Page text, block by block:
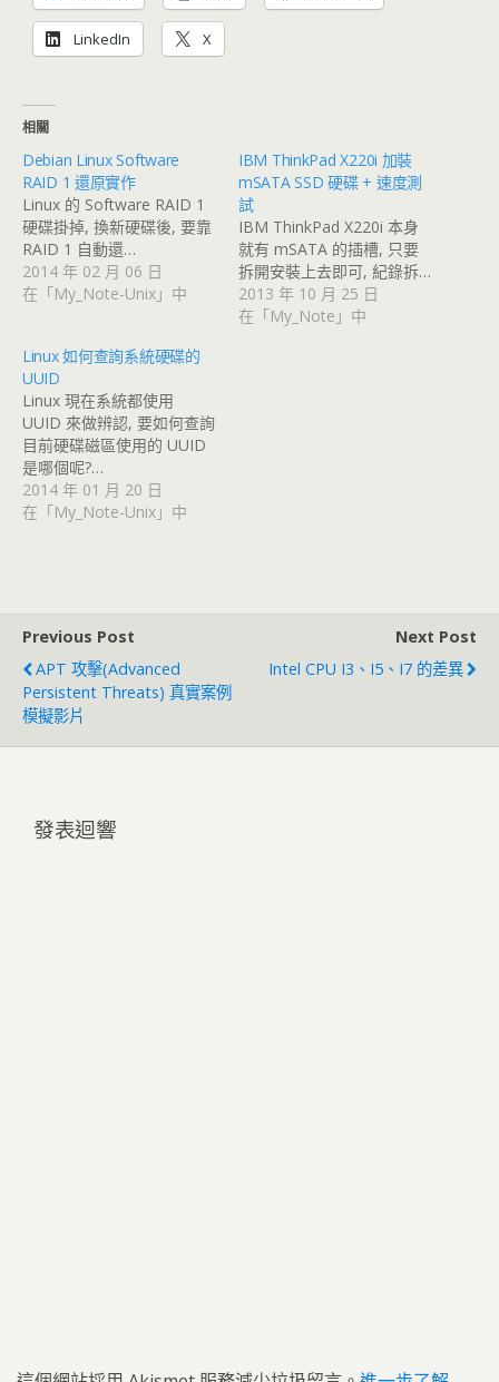
LinkedIn X
相關
Debian Linux Software
RAID 1 還原實作
Linux 的 Software RAID 1
硬碟掛掉, 換新硬碟後, 要靠
RAID 1 自動還…
2014 年 02 月 06 日
在「My_Note-Unix」中
IBM ThinkPad X220i 加裝
mSATA SSD 硬碟 + 速度測
試
IBM ThinkPad X220i 本身
就有 mSATA 的插槽, 只要
拆開安裝上去即可, 紀錄拆…
2013 年 10 月 25 日
在「My_Note」中
Linux 如何查詢系統硬碟的
UUID
Linux 現在系統都使用
UUID 來做辨認, 要如何查詢
目前硬碟磁區使用的 UUID
是哪個呢?…
2014 年 01 月 20 日
在「My_Note-Unix」中
Previous Post
APT 攻擊(Advanced
Persistent Threats) 真實案例
模擬影片
Next Post
Intel CPU I3、i5、i7 的差異
發表迴響